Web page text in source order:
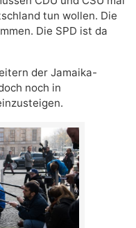
tun wollen. Die
Die SPD ist da
der Jamaika-
noch in